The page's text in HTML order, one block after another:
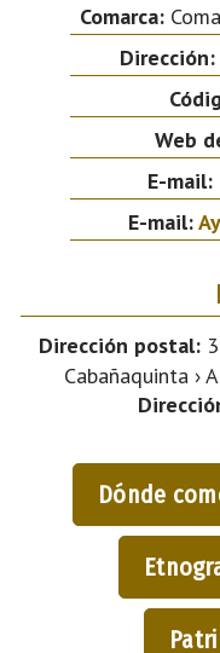
Comarca:
Dirección:
Web
E-mail:
E-mail:
Dirección postal:
Cabañaquinta ›
Dónde